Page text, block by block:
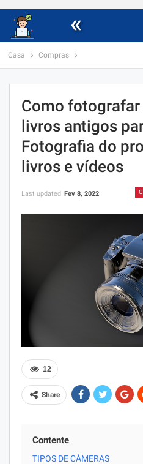
«
Casa Compras
Como
livros antigos
Fotografia do
livros e vídeos
Last updated Fev 8, 2022
12
Share
Contente
TIPOS DE CÂMERAS